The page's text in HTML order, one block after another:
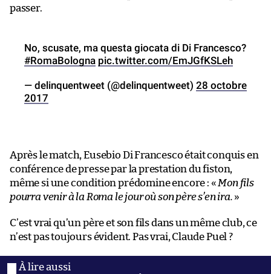
passer.
No, scusate, ma questa giocata di Di Francesco?
#RomaBologna pic.twitter.com/EmJGfKSLeh
— delinquentweet (@delinquentweet) 28 octobre
2017
Après le match, Eusebio Di Francesco était conquis en
conférence de presse par la prestation du fiston,
même si une condition prédomine encore : « Mon fils
pourra venir à la Roma le jour où son père s’en ira. »
C’est vrai qu’un père et son fils dans un même club, ce
n’est pas toujours évident. Pas vrai, Claude Puel ?